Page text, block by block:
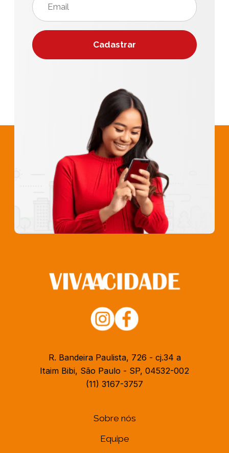
R. Bandeira Paulista, 726 - cj.34 a
Itaim Bibi, São Paulo - SP, 04532-002
(11) 3167-3757
Sobre nós
Equipe